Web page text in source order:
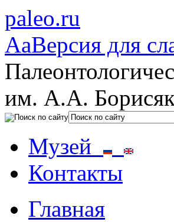
paleo.ru
AaВерсия для
им. А.А.
Музей
Контакты
Главная